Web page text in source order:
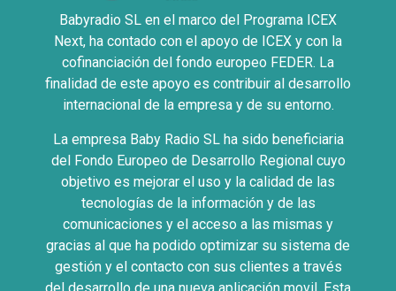
Babyradio SL en el marco del Programa ICEX
Next, ha contado con el apoyo de ICEX y con la
cofinanciación del fondo europeo FEDER. La
finalidad de este apoyo es contribuir al desarrollo
internacional de la empresa y de su entorno.
La empresa Baby Radio SL ha sido beneficiaria
del Fondo Europeo de Desarrollo Regional cuyo
objetivo es mejorar el uso y la calidad de las
tecnologías de la información y de las
comunicaciones y el acceso a las mismas y
gracias al que ha podido optimizar su sistema de
gestión y el contacto con sus clientes a través